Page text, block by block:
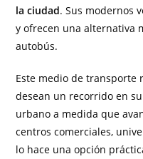
la ciudad. Sus modernos
y ofrecen una alternativa
autobús.
Este medio de transporte
desean un recorrido en
urbano a medida que
centros comerciales,
lo hace una opción